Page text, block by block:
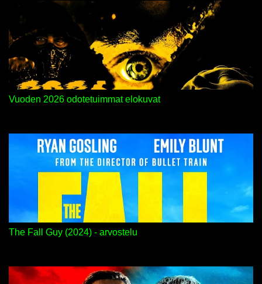
Vuoden 2026 odotetuimmat elokuvat
The Fall Guy (2024) - arvostelu